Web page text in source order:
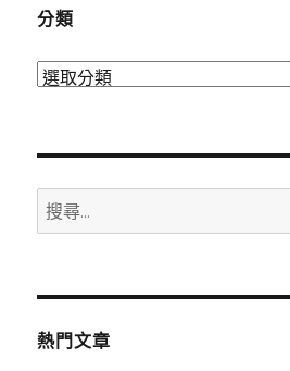
分類
分
搜
尋
鍵
熱門文章